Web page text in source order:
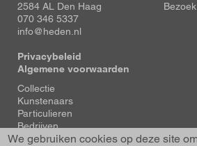
2584 AL Den Haag
070 346 5337
info@heden.nl
Privacybeleid
Algemene voorwaarden
Voet
Collectie
Kunstenaars
Particulieren
Bedrijven
Tentoonstellingen
We gebruiken cookies op deze site